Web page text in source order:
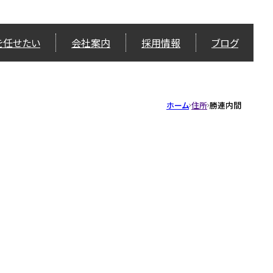
せたい 会社案内 採用情報 ブログ
ホーム 住所 勝連内間